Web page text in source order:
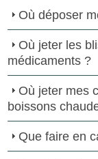
Où déposer
Où jeter les
médicaments ?
Où jeter mes
boissons
Que faire en